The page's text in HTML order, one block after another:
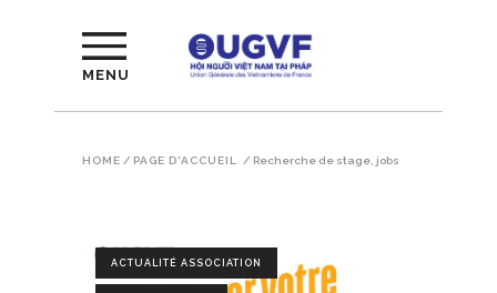
MENU
HOME / PAGE D'ACCUEIL / Recherche de stage, jobs
ACTUALITÉ ASSOCIATION